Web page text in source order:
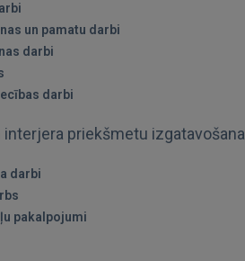
un pamatu darbi
darbi
darbi
interjera priekšmetu izgatavošana
darbi
pakalpojumi